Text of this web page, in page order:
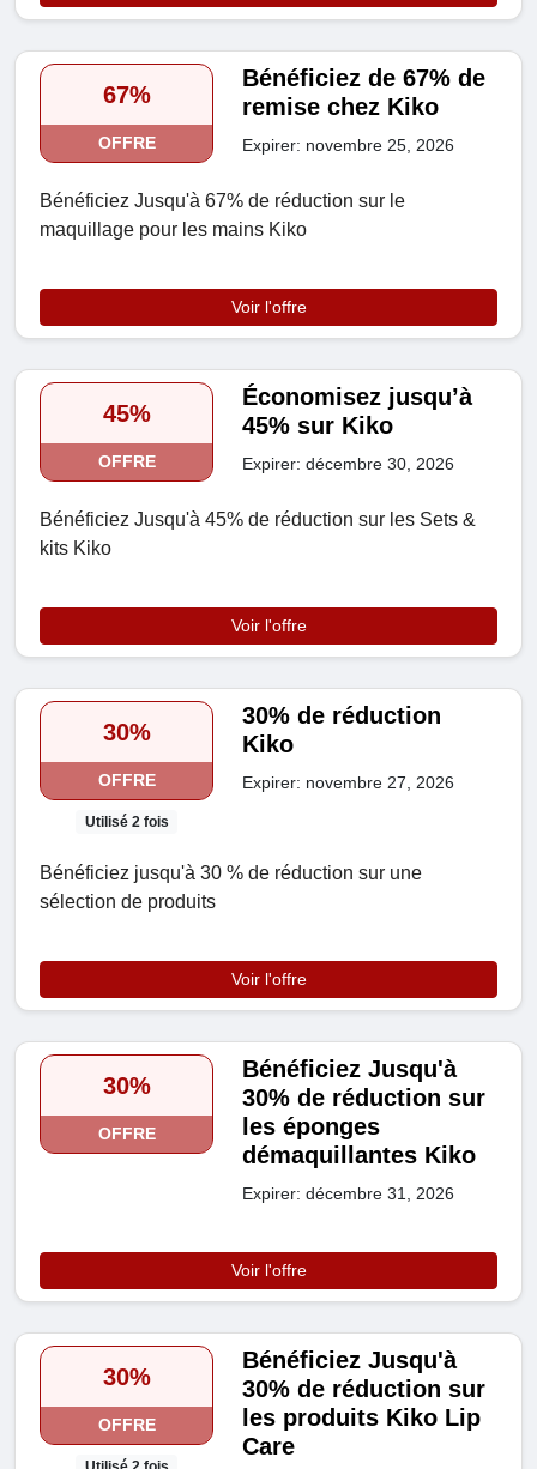
67%
OFFRE
Bénéficiez de 67% de
remise chez Kiko
Expirer: novembre 25, 2026
Bénéficiez Jusqu'à 67% de réduction sur le
maquillage pour les mains Kiko
Voir l'offre
45%
OFFRE
Économisez jusqu’à
45% sur Kiko
Expirer: décembre 30, 2026
Bénéficiez Jusqu'à 45% de réduction sur les Sets &
kits Kiko
Voir l'offre
30%
OFFRE
Utilisé 2 fois
30% de réduction
Kiko
Expirer: novembre 27, 2026
Bénéficiez jusqu'à 30 % de réduction sur une
sélection de produits
Voir l'offre
30%
OFFRE
Bénéficiez Jusqu'à
30% de réduction sur
les éponges
démaquillantes Kiko
Expirer: décembre 31, 2026
Voir l'offre
30%
OFFRE
Bénéficiez Jusqu'à
30% de réduction sur
les produits Kiko Lip
Care